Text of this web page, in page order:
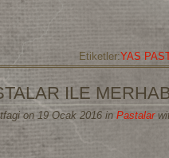
Etiketler:YAS
ILE
on 19 Ocak 2016 in Pastalar